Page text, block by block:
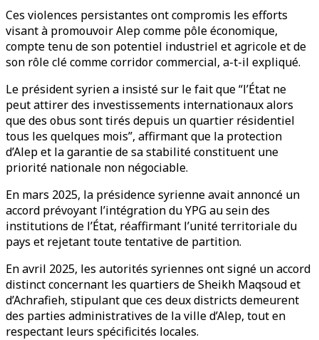
Ces violences persistantes ont compromis les efforts
visant à promouvoir Alep comme pôle économique,
compte tenu de son potentiel industriel et agricole et de
son rôle clé comme corridor commercial, a-t-il expliqué.
Le président syrien a insisté sur le fait que “l’État ne
peut attirer des investissements internationaux alors
que des obus sont tirés depuis un quartier résidentiel
tous les quelques mois”, affirmant que la protection
d’Alep et la garantie de sa stabilité constituent une
priorité nationale non négociable.
En mars 2025, la présidence syrienne avait annoncé un
accord prévoyant l’intégration du YPG au sein des
institutions de l’État, réaffirmant l’unité territoriale du
pays et rejetant toute tentative de partition.
En avril 2025, les autorités syriennes ont signé un accord
distinct concernant les quartiers de Sheikh Maqsoud et
d’Achrafieh, stipulant que ces deux districts demeurent
des parties administratives de la ville d’Alep, tout en
respectant leurs spécificités locales.